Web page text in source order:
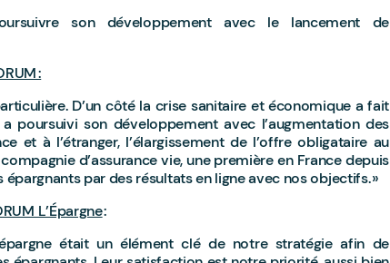
son développement avec le lancement de
:
D’un côté la crise sanitaire et économique a fait
poursuivi son développement avec l’augmentation des
et à l’étranger, l’élargissement de l’offre obligataire au
d’assurance vie, une première en France depuis
épargnants par des résultats en ligne avec nos objectifs. »
L’Épargne:
était un élément clé de notre stratégie afin de